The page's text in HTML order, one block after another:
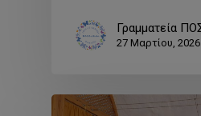
Γραμματεία
27 Μαρτίου, 2026